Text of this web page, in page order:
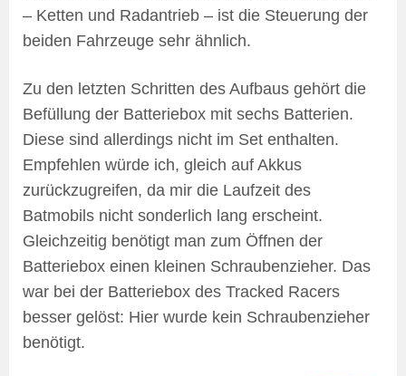
– Ketten und Radantrieb – ist die Steuerung der
beiden Fahrzeuge sehr ähnlich.
Zu den letzten Schritten des Aufbaus gehört die
Befüllung der Batteriebox mit sechs Batterien.
Diese sind allerdings nicht im Set enthalten.
Empfehlen würde ich, gleich auf Akkus
zurückzugreifen, da mir die Laufzeit des
Batmobils nicht sonderlich lang erscheint.
Gleichzeitig benötigt man zum Öffnen der
Batteriebox einen kleinen Schraubenzieher. Das
war bei der Batteriebox des Tracked Racers
besser gelöst: Hier wurde kein Schraubenzieher
benötigt.